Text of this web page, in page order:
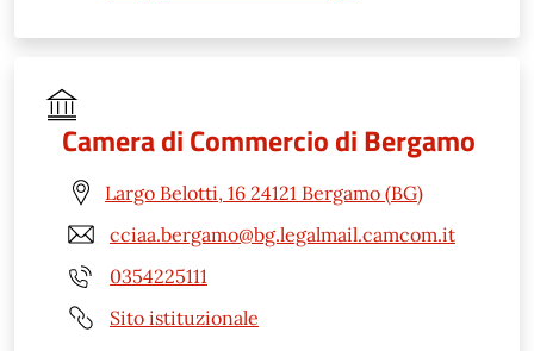
Camera di Commercio di Bergamo
Largo Belotti, 16 24121 Bergamo (BG)
cciaa.bergamo@bg.legalmail.camcom.it
0354225111
Sito istituzionale